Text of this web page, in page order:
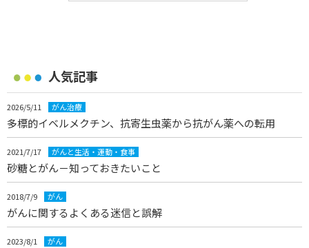
人気記事
2026/5/11 がん治療
多標的イベルメクチン、抗寄生虫薬から抗がん薬への転用
2021/7/17 がんと生活・運動・食事
砂糖とがん－知っておきたいこと
2018/7/9 がん
がんに関するよくある迷信と誤解
2023/8/1 がん